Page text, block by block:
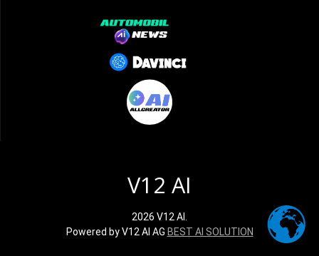
V12 AI
2026 V12 AI.
Powered by V12 AI AG BEST AI SOLUTION